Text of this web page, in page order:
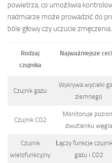
powietrza, co umożliwia
nadmiarze może prowadzić do
bóle głowy czy uczucie zmęczenia.
Rodzaj
czujnika
Najważniejsze
Czujnik gazu
Wykrywa wycieki
ziemnego
Czujnik CO2
Monitoruje
dwutlenku węgla
Czujnik
wielofunkcyjny
Łączy funkcje
gazu i CO2